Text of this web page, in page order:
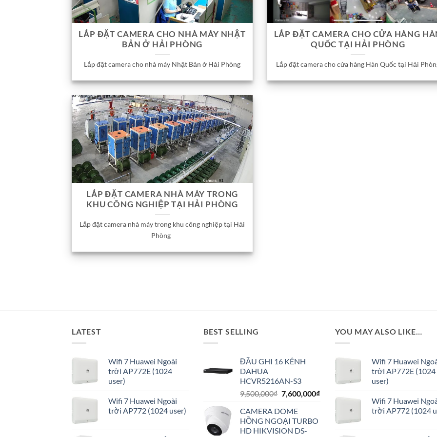
LẮP ĐẶT CAMERA CHO NHÀ MÁY NHẬT
BẢN Ở HẢI PHÒNG
Lắp đặt camera cho nhà máy Nhật Bản ở Hải Phòng
LẮP ĐẶT CAMERA CHO CỬA HÀNG
QUỐC TẠI HẢI PHÒNG
Lắp đặt camera cho cửa hàng Hàn Quốc tại Hải
LẮP ĐẶT CAMERA NHÀ MÁY TRONG
KHU CÔNG NGHIỆP TẠI HẢI PHÒNG
Lắp đặt camera nhà máy trong khu công nghiệp tại Hải
Phòng
LATEST
Wifi 7 Huawei Ngoài
trời AP772E (1024
user)
Wifi 7 Huawei Ngoài
trời AP772 (1024 user)
BEST SELLING
ĐẦU GHI 16 KÊNH
DAHUA
HCVR5216AN-S3
9,500,000₫ Giá
là:
9,500,000₫.
7,600,000₫Giá
7,600,000₫.
CAMERA DOME
HỒNG NGOẠI TURBO
HD HIKVISION DS-
YOU MAY ALSO LIKE…
Wifi 7 Huawei
trời AP772E (1024
user)
Wifi 7 Huawei
trời AP772 (1024